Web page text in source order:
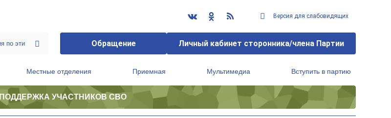
Версия для слабовидящих
Обращение Личный кабинет сторонника/члена Партии
Местные отделения Приемная Мультимедиа Вступить в партию
ПОДДЕРЖКА УЧАСТНИКОВ СВО